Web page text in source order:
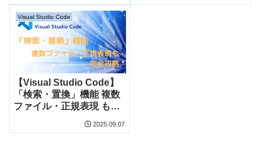
Visual Studio Code
【Visual Studio Code】
「検索・置換」機能 複数
ファイル・正規表現 も完
2025.09.07